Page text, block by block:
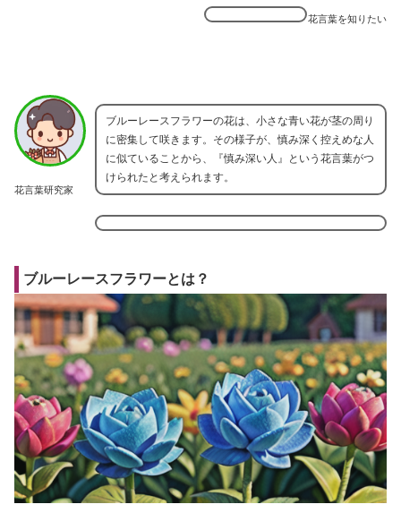
花言葉を知りたい
花言葉研究家
ブルーレースフラワーの花は、小さな青い花が茎の周り
に密集して咲きます。その様子が、慎み深く控えめな人
に似ていることから、『慎み深い人』という花言葉がつ
けられたと考えられます。
ブルーレースフラワーとは？